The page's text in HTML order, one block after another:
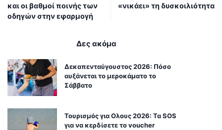
και οι βαθμοί ποινής των
οδηγών στην εφαρμογή
«νικάει» τη δυσκοιλιότητα
Δες ακόμα
Δεκαπενταύγουστος 2026: Πόσο
αυξάνεται το μεροκάματο το
Σάββατο
Τουρισμός για Ολους 2026: Τα SOS
για να κερδίσετε το voucher